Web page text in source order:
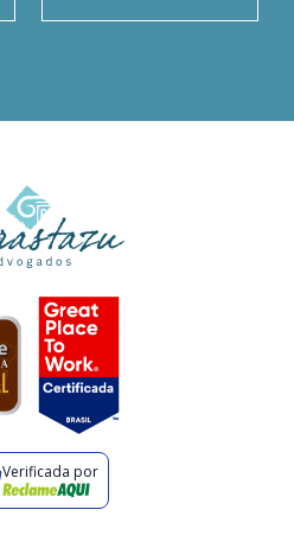
Verificada por